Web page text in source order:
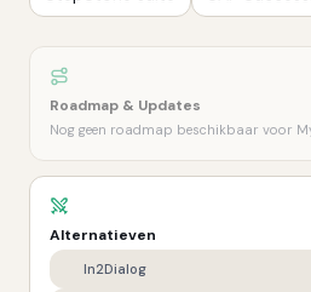
Roadmap & Updates
Nog geen roadmap beschikbaar voor
Alternatieven
In2Dialog